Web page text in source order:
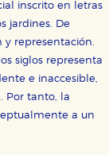
inscrito en letras
jardines. De
y representación.
siglos representa
e inaccesible,
Por tanto, la
a un
sitio
desde
el
que algunas